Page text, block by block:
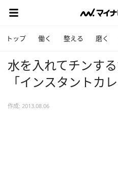
トップ 働く 整える 磨く
水を入れてチンす
「インスタントカ
作成: 2013.08.06